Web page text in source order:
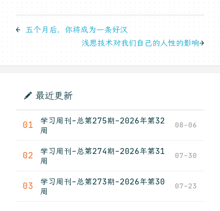
← 五个月后，你将成为一条好汉
浅思技术对我们自己的人性的影响→
最近更新
01
学习周刊-总第275期-2026年第32
周
08-06
02
学习周刊-总第274期-2026年第31
周
07-30
03
学习周刊-总第273期-2026年第30
周
07-23